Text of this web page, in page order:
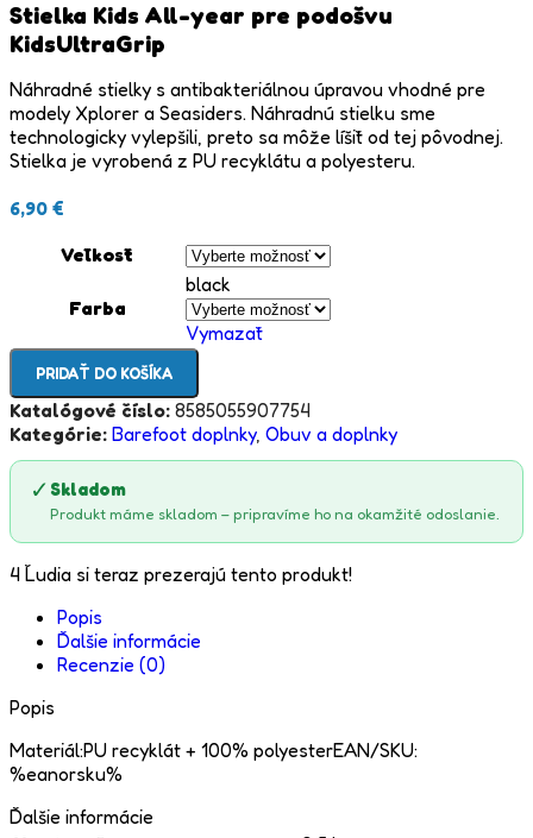
Stielka Kids All-year pre podošvu
KidsUltraGrip
Náhradné stielky s antibakteriálnou úpravou vhodné pre
modely Xplorer a Seasiders. Náhradnú stielku sme
technologicky vylepšili, preto sa môže líšiť od tej pôvodnej.
Stielka je vyrobená z PU recyklátu a polyesteru.
6,90 €
Veľkosť
Farba
black
Vymazať
PRIDAŤ DO KOŠÍKA
Katalógové číslo: 8585055907754
Kategórie: Barefoot doplnky, Obuv a doplnky
✓ Skladom
Produkt máme skladom – pripravíme ho na okamžité odoslanie.
4 Ľudia si teraz prezerajú tento produkt!
Popis
Ďalšie informácie
Recenzie (0)
Popis
Materiál:PU recyklát + 100% polyesterEAN/SKU:
%eanorsku%
Ďalšie informácie